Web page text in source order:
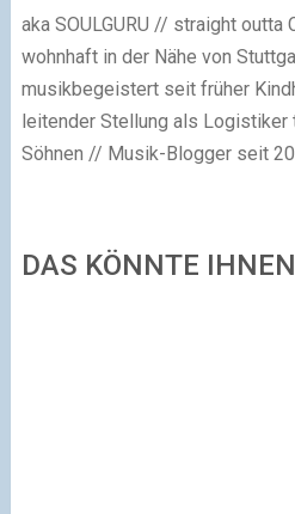
aka SOULGURU // straight outta
wohnhaft in der Nähe von
musikbegeistert seit früher
leitender Stellung als
Söhnen // Musik-Blogger seit
DAS KÖNNTE